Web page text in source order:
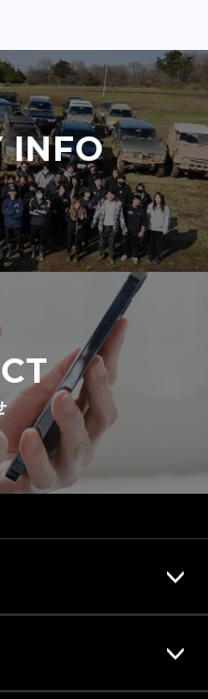
INFO